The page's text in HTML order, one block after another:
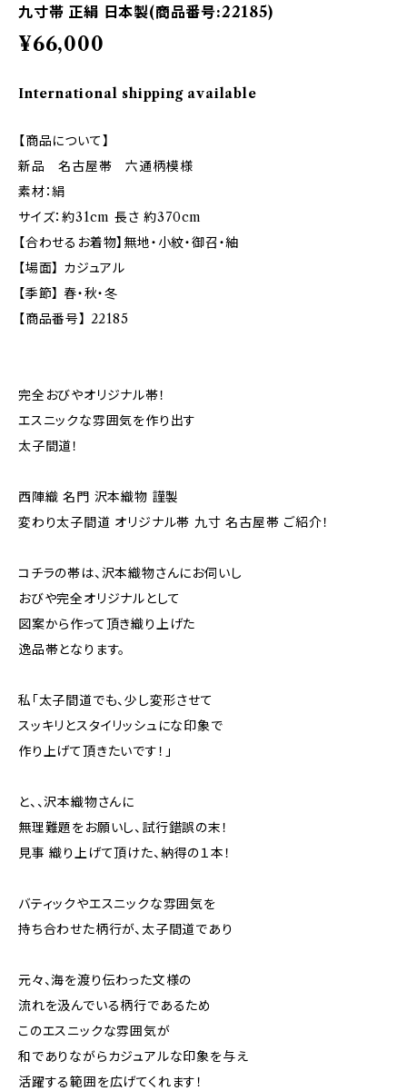
九寸帯 正絹 日本製(商品番号:22185)
¥66,000
International shipping available
【商品について】
新品 名古屋帯 六通柄模様
素材：絹
サイズ：約31cm 長さ 約370cm
【合わせるお着物】無地・小紋・御召・紬
【場面】 カジュアル
【季節】 春・秋・冬
【商品番号】 22185
完全おびやオリジナル帯！
エスニックな雰囲気を作り出す
太子間道！
西陣織 名門 沢本織物 謹製
変わり太子間道 オリジナル帯 九寸 名古屋帯 ご紹介！
コチラの帯は、沢本織物さんにお伺いし
おびや完全オリジナルとして
図案から作って頂き織り上げた
逸品帯となります。
私「太子間道でも、少し変形させて
スッキリとスタイリッシュにな印象で
作り上げて頂きたいです！」
と、、沢本織物さんに
無理難題をお願いし、試行錯誤の末！
見事 織り上げて頂けた、納得の１本！
バティックやエスニックな雰囲気を
持ち合わせた柄行が、太子間道であり
元々、海を渡り伝わった文様の
流れを汲んでいる柄行であるため
このエスニックな雰囲気が
和でありながらカジュアルな印象を与え
活躍する範囲を広げてくれます！